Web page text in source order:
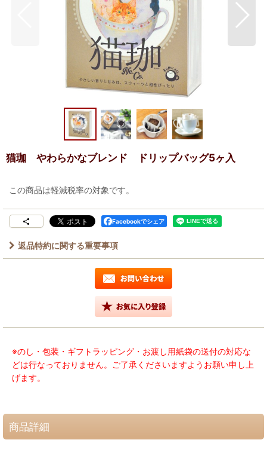
猫珈 やわらかなブレンド ドリップバッグ5ヶ入
この商品は軽減税率の対象です。
Facebookでシェア
返品特約に関する重要事項
※のし・包装・ギフトラッピング・お渡し用紙袋の送付の対応な
どは行なっておりません。ご了承くださいますようお願い申し上
げます。
商品詳細